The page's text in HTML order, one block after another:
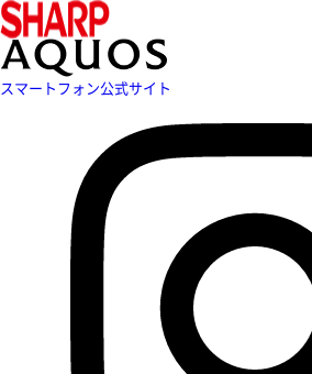
スマートフォン公式サイト